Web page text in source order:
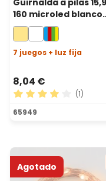
160 microled blanco
cálido, cable metal
plata, uso exterior
7 juegos + luz fija
8,04 €
Calificación
(1)
65949
Agotado